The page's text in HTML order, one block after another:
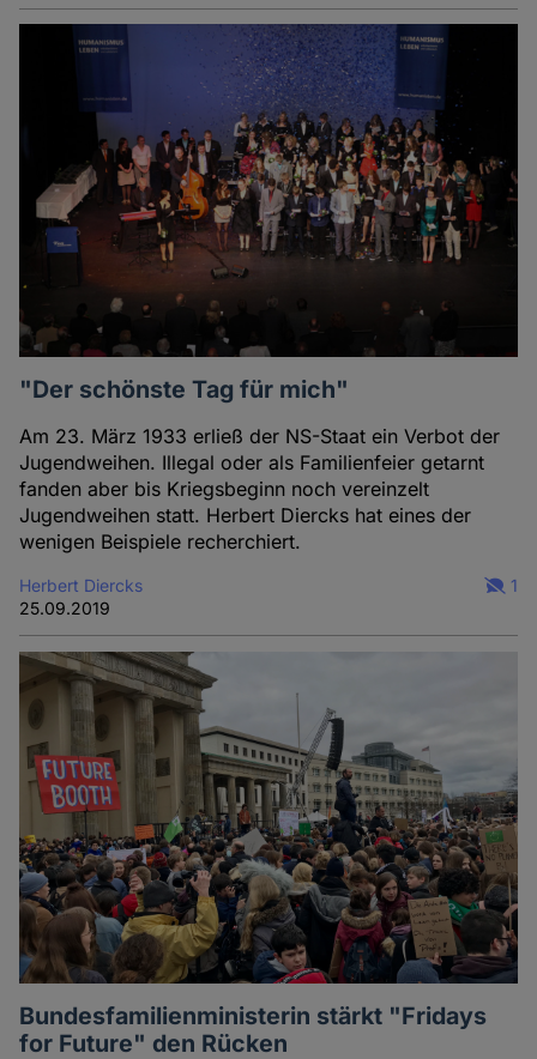
"Der schönste Tag für mich"
Am 23. März 1933 erließ der NS-Staat ein Verbot der
Jugendweihen. Illegal oder als Familienfeier getarnt
fanden aber bis Kriegsbeginn noch vereinzelt
Jugendweihen statt. Herbert Diercks hat eines der
wenigen Beispiele recherchiert.
Herbert Diercks
25.09.2019
1
Bundesfamilienministerin stärkt "Fridays
for Future" den Rücken